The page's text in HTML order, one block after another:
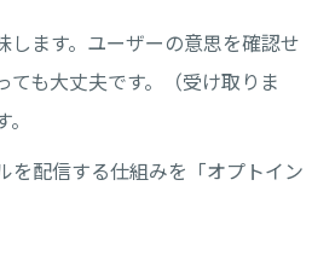
ます。ユーザーの意思を確認せ
も大丈夫です。（受け取りま
を配信する仕組みを「オプトイン